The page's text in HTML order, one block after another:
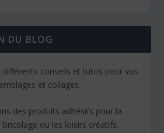
DU BLOG
différents conseils et tutos pour vos
et collages.
des produits adhésifs pour la
ou les loisirs créatifs.